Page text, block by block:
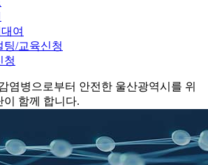
여
팅/교육신청
청
염병으로부터 안전한 울산광역시를 위
함께 합니다.